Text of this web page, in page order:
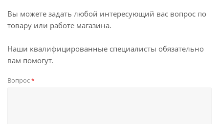
Вы можете задать любой интересующий вас вопрос по
товару или работе магазина.
Наши квалифицированные специалисты обязательно
вам помогут.
Вопрос*